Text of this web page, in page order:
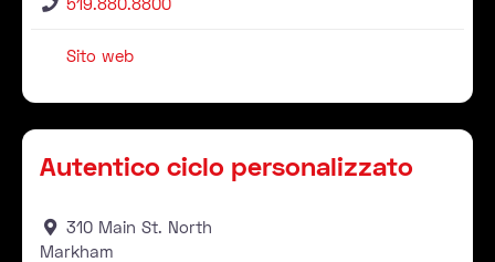
Sito web
Autentico ciclo personalizzato
310 Main St. North
Markham